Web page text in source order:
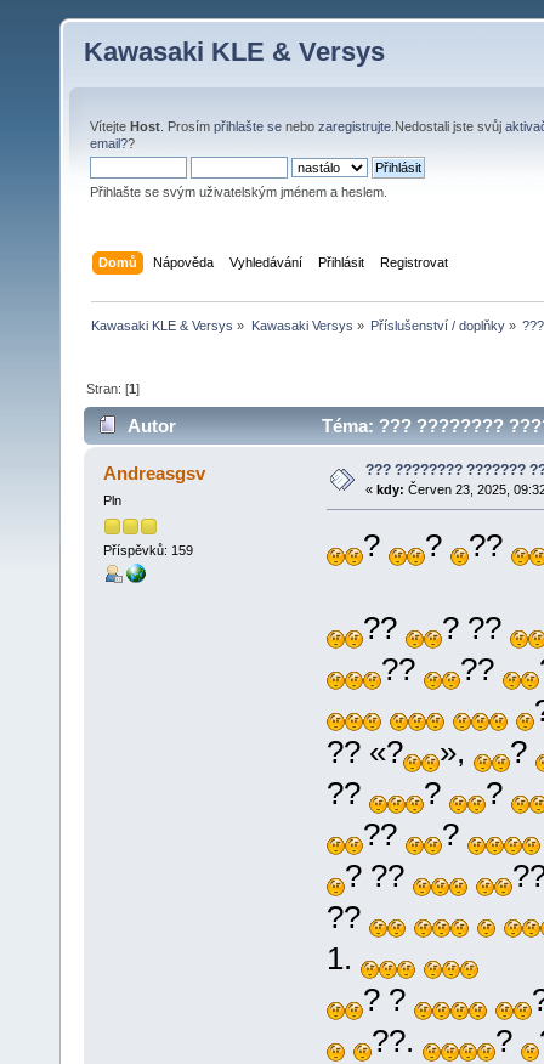
Kawasaki KLE & Versys
Vítejte Host . Prosím přihlašte se nebo zaregistrujte .Nedostali jste svůj
email??
Přihlašte se svým uživatelským jménem a heslem.
Domů Nápověda Vyhledávání Přihlásit Registrovat
Kawasaki KLE & Versys » Kawasaki Versys » Příslušenství / doplňky»
Stran: [1]
Autor Téma: ??? ????????
Andreasgsv
Pln
Příspěvků: 159
??? ???????? ???????
« kdy: Červen 23, 2025,
? ? ??
??
? ??
??
??
?? «?
»,
?
??
?
?
??
?
? ??
??
1.
? ?
??.
?